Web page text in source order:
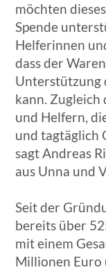
möchten
Spende
Helferinnen
dass der
Unterstützung
kann.
und Helfern,
und tagtäglich
sagt Andreas
aus Unna und
Seit der
bereits über
mit einem
Millionen Euro